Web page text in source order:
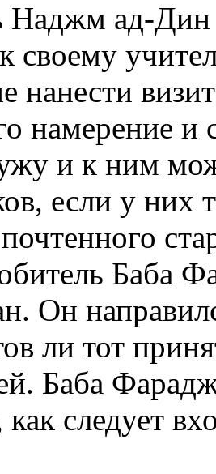
Наджм ад-Дин
своему
нанести
намерение и
и к ним
если у них
Баба
Он
ли тот
Баба
следует